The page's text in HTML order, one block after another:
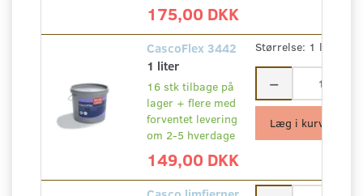
175,00 DKK
CascoFlex 3442
1 liter
16 stk tilbage på
lager + flere med
forventet levering
om 2-5 hverdage
149,00 DKK
Størrelse: 1 liter
Læg i kurv